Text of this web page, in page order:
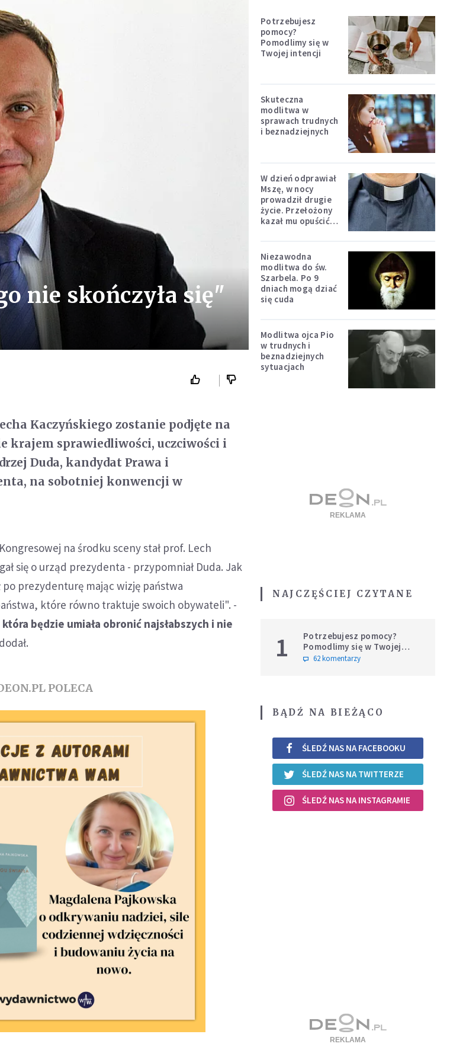
nie skończyła się"
Kaczyńskiego zostanie podjęte na
krajem sprawiedliwości, uczciwości i
Duda, kandydat Prawa i
na sobotniej konwencji w
na środku sceny stał prof. Lech
się o urząd prezydenta - przypomniał Duda. Jak
po prezydenturę mając wizję państwa
które równo traktuje swoich obywateli". -
będzie umiała obronić najsłabszych i nie
POLECA
Potrzebujesz
pomocy?
Pomodlimy się w
Twojej intencji
Skuteczna
modlitwa w
sprawach trudnych
i beznadziejnych
W dzień odprawiał
Mszę, w nocy
prowadził drugie
życie. Przełożony
kazał mu opuścić
Niezawodna
modlitwa do św.
Szarbela. Po 9
dniach mogą dziać
się cuda
Modlitwa ojca Pio
w trudnych i
beznadziejnych
sytuacjach
NAJCZĘŚCIEJ CZYTANE
1
Potrzebujesz pomocy?
Pomodlimy się w Twojej
intencji
62 komentarzy
BĄDŹ NA BIEŻĄCO
ŚLEDŹ NAS NA FACEBOOKU
ŚLEDŹ NAS NA TWITTERZE
ŚLEDŹ NAS NA INSTAGRAMIE